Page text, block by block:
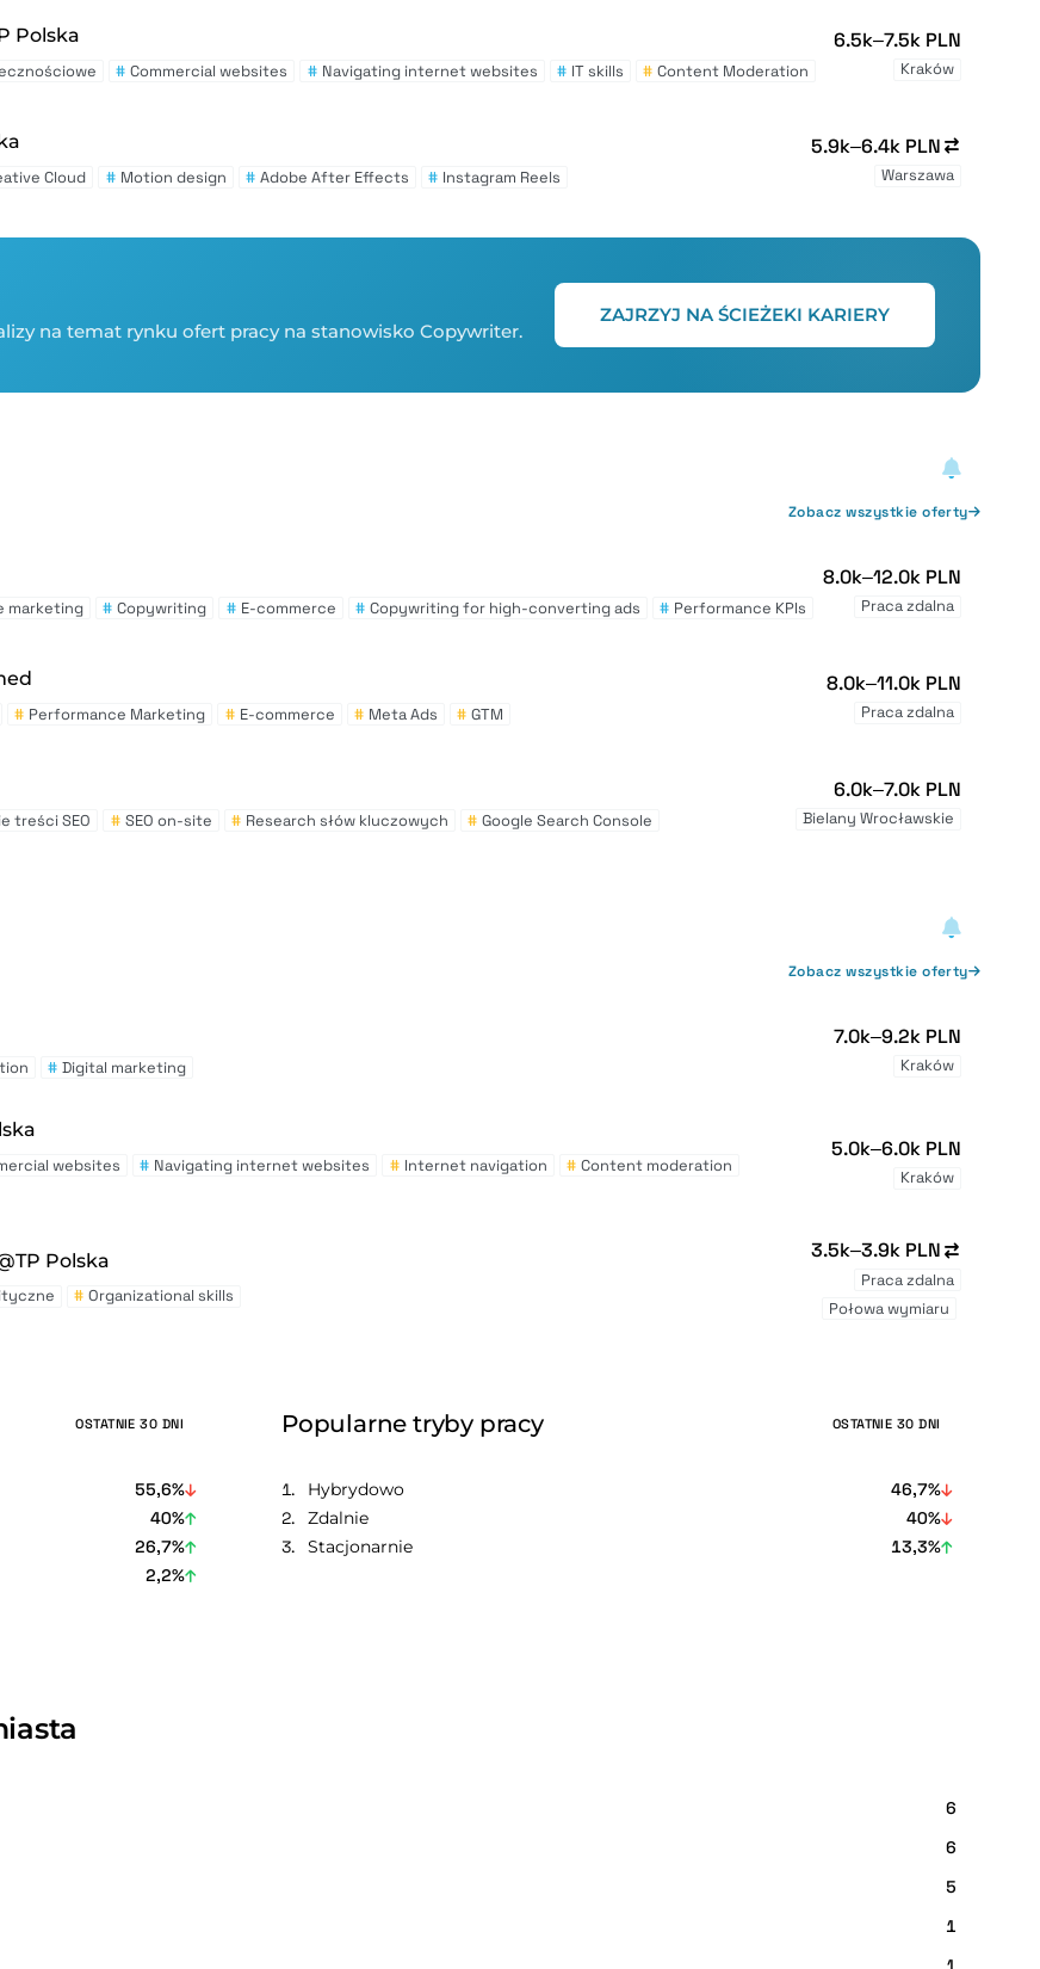
Polska
# Commercial websites # Navigating internet websites # IT skills # Content Moderation
6.5k–7.5k PLN
Kraków
Cloud # Motion design # Adobe After Effects # Instagram Reels
5.9k–6.4k PLN
Warszawa
na temat rynku ofert pracy na stanowisko Copywriter.
ZAJRZYJ NA ŚCIEŻEKI KARIERY
Zobacz wszystkie oferty
marketing # Copywriting # E-commerce # Copywriting for high-converting ads # Performance KPIs
8.0k–12.0k PLN
Praca zdalna
# Performance Marketing # E-commerce # Meta Ads # GTM
8.0k–11.0k PLN
Praca zdalna
treści SEO # SEO on-site # Research słów kluczowych # Google Search Console
6.0k–7.0k PLN
Bielany Wrocławskie
Zobacz wszystkie oferty
# Digital marketing
7.0k–9.2k PLN
Kraków
websites # Navigating internet websites # Internet navigation # Content moderation
5.0k–6.0k PLN
Kraków
Polska
# Organizational skills
3.5k–3.9k PLN
Praca zdalna
Połowa wymiaru
OSTATNIE 30 DNI
55,6%
40%
26,7%
2,2%
Popularne tryby pracy OSTATNIE 30 DNI
Hybrydowo
46,7%
Zdalnie
40%
Stacjonarnie
13,3%
6
6
5
1